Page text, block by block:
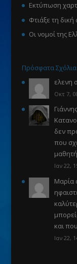
Εκτύπωση
Φτιάξε τη
Οι νομοί της
Πρόσφατα Σχόλια
ελενη
Οκτ 7,
δεν
που
Ιαν 22,
Μαρία
και
Ιαν 22,